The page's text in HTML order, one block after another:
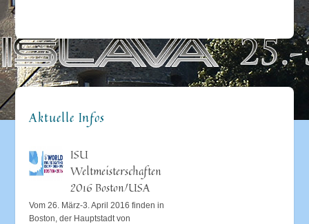
Aktuelle Infos
ISU
Weltmeisterschaften
2016 Boston/USA
Vom 26. März-3. April 2016 finden in
Boston, der Hauptstadt von